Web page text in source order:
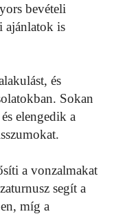
bevételi
ajánlatok is
és
Sokan
elengedik a
a vonzalmakat
segít a
míg a